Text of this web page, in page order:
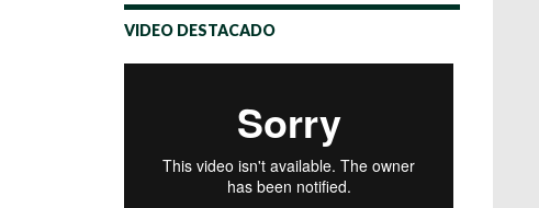
VIDEO DESTACADO